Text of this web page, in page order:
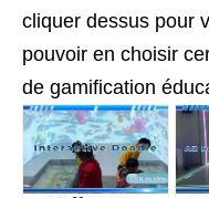
cliquer dessus pour
pouvoir en choisir
de gamification